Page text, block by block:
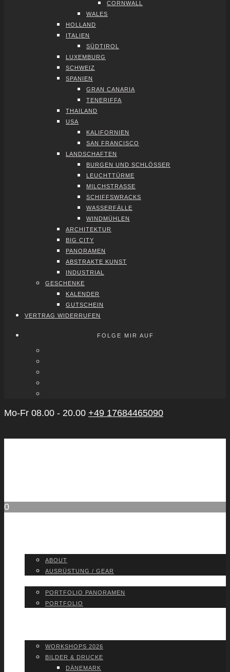
CORN­WALL
WALES
HOL­LAND
ITA­LI­EN
SÜD­TI­ROL
LUXEM­BURG
SCHWEIZ
SPA­NI­EN
GRAN CANA­RIA
TENE­RIF­FA
THAI­LAND
USA
KALI­FOR­NI­EN
SAN FRAN­CIS­CO
LAND­SCHAF­TEN
BUR­GEN UND SCHLÖS­SER
LEUCHT­TÜR­ME
MILCH­STRAS­SE
SCHIFFS­WRACKS
WAS­SER­FÄL­LE
WIND­MÜH­LEN
ARCHI­TEK­TUR
BIG CITY
PAN­ORA­MEN
ABS­TRAK­TE KUNST
INDUS­TRI­AL
GESCHEN­KE
KALEN­DER
GUT­SCHEIN
VER­TRAG WIDER­RU­FEN
FOLGE MIR AUF
Mo-Fr 08.00 - 20.00 +49 17684465090
0
ABOUT
AUS­RÜS­TUNG / GEAR
PORT­FO­LIO PAN­ORA­MEN
PORT­FO­LIO
WORK­SHOPS 2026
BIL­DER & DRU­CKE
DÄNE­MARK